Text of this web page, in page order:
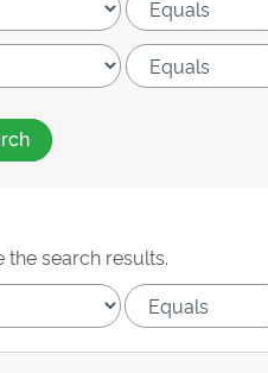
the search results.